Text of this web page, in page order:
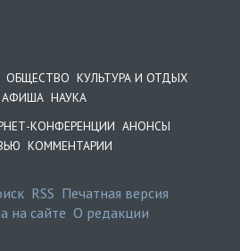
ОБЩЕСТВО КУЛЬТУРА И ОТДЫХ
АФИША НАУКА
КОНФЕРЕНЦИИ АНОНСЫ
КОММЕНТАРИИ
RSS Печатная версия
на сайте О редакции